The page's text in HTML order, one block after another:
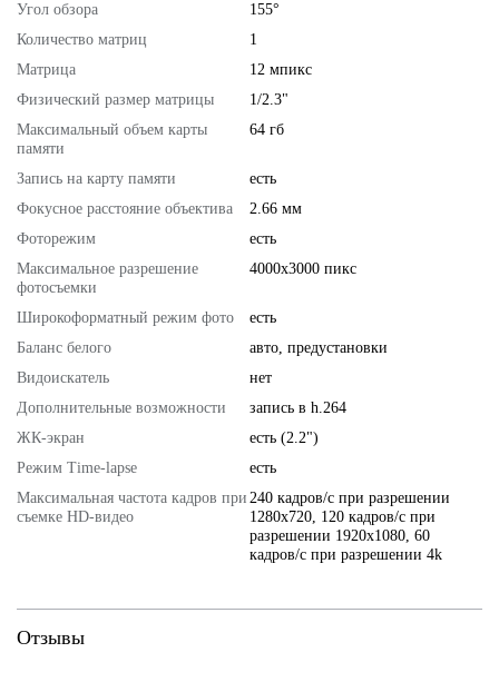
Угол обзора
155°
Количество матриц
1
Матрица
12 мпикс
Физический размер матрицы
1/2.3"
Максимальный объем карты
памяти
64 гб
Запись на карту памяти
есть
Фокусное расстояние объектива
2.66 мм
Фоторежим
есть
Максимальное разрешение
фотосъемки
4000x3000 пикс
Широкоформатный режим фото
есть
Баланс белого
авто, предустановки
Видоискатель
нет
Дополнительные возможности
запись в h.264
ЖК-экран
есть (2.2")
Режим Time-lapse
есть
Максимальная частота кадров при
съемке HD-видео
240 кадров/с при разрешении
1280x720, 120 кадров/с при
разрешении 1920x1080, 60
кадров/с при разрешении 4k
Отзывы